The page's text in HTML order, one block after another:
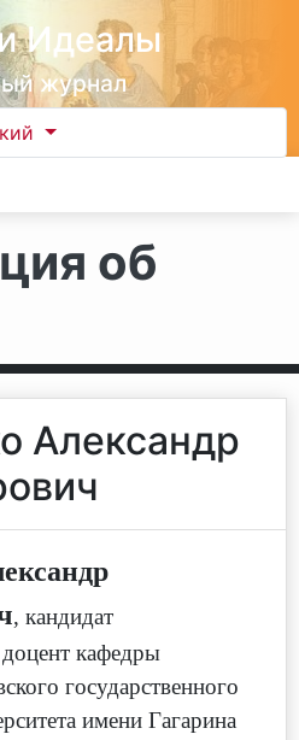
Идеалы
журнал
об
Александр
, кандидат
кафедры
государственного
имени Гагарина